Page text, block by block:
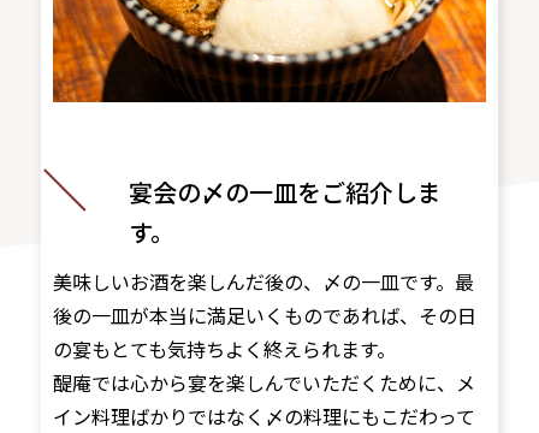
宴会の〆の一皿をご紹介しま
す。
美味しいお酒を楽しんだ後の、〆の一皿です。最
後の一皿が本当に満足いくものであれば、その日
の宴もとても気持ちよく終えられます。
醍庵では心から宴を楽しんでいただくために、メ
イン料理ばかりではなく〆の料理にもこだわって